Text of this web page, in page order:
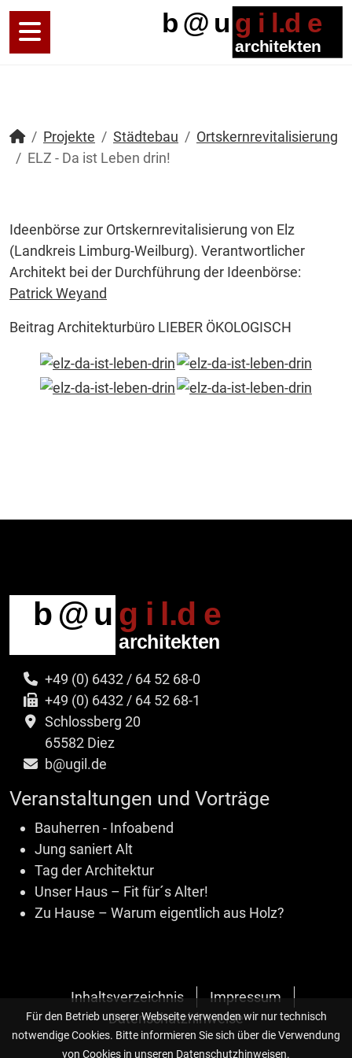
Für den Betrieb unserer Webseite verwenden wir nur technisch
notwendige Cookies. Bitte informieren Sie sich über die Verwendung
von Cookies in unseren Datenschutzhinweisen.
Projekte Städtebau
Ortskernrevitalisierung
ELZ - Da ist Leben drin!
Ideenbörse zur Ortskernrevitalisierung von Elz
(Landkreis Limburg-Weilburg). Verantwortlicher
Architekt bei der Durchführung der Ideenbörse:
Patrick Weyand
Beitrag Architekturbüro LIEBER ÖKOLOGISCH
+49 (0) 6432 / 64 52 68-0
+49 (0) 6432 / 64 52 68-1
Schlossberg 20
65582 Diez
b@ugil.de
Veranstaltungen und Vorträge
Bauherren - Infoabend
Jung saniert Alt
Tag der Architektur
Unser Haus – Fit für´s Alter!
Zu Hause – Warum eigentlich aus Holz?
Inhaltsverzeichnis
Impressum
Datenschutzhinweise